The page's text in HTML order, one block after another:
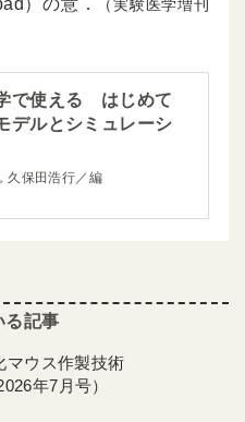
）の意．
（実験医学増刊
で使える はじめて
デルとシミュレーシ
保田浩行／編
マウス作製技術
年7月号）